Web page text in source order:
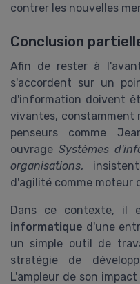
contrer les nouvelles
Conclusion
Afin de rester à
s'accordent sur un
d'information doivent
vivantes, constamment
penseurs comme
ouvrageSystèmes
organisations,
d'agilité comme moteur
Dans ce contexte, il
informatique d'une
un simple outil de
stratégie de
L'ampleur de son